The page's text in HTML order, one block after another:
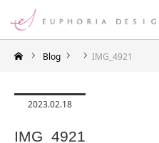
Blog IMG_4921
2023.02.18
IMG_4921